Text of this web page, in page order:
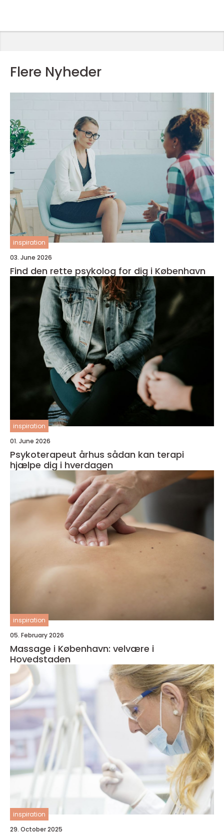
Flere Nyheder
inspiration
03. June 2026
Find den rette psykolog for dig i København
inspiration
01. June 2026
Psykoterapeut århus sådan kan terapi
hjælpe dig i hverdagen
inspiration
05. February 2026
Massage i København: velvære i
Hovedstaden
inspiration
29. October 2025